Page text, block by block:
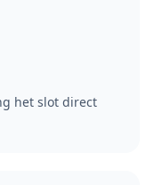
het slot direct